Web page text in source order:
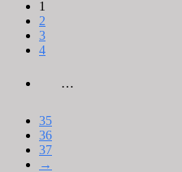
1
2
3
4
…
35
36
37
→